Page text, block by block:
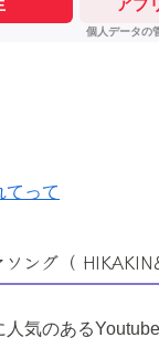
てって
ング（
人気のある